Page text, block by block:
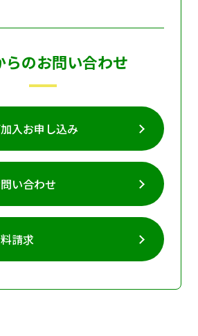
らのお問い合わせ
入お申し込み
い合わせ
請求